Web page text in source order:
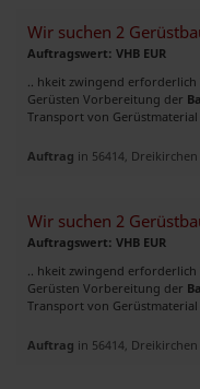
Wir suchen 2
Auftragswert: VHB EUR
.. hkeit zwingend
Gerüsten Vorbereitung der
Transport von
Auftrag in 56414, Dreikirchen
Wir suchen 2
Auftragswert: VHB EUR
.. hkeit zwingend
Gerüsten Vorbereitung der
Transport von
Auftrag in 56414, Dreikirchen